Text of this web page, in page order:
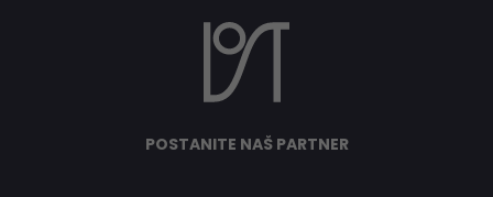
POSTANITE NAŠ PARTNER